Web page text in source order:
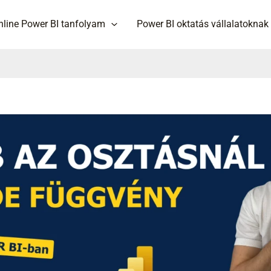
Power BI tanfolyam Power BI oktatás vállalatoknak